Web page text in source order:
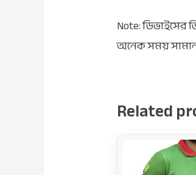
Note: ডিভাইসের
অনেক সময়
Related